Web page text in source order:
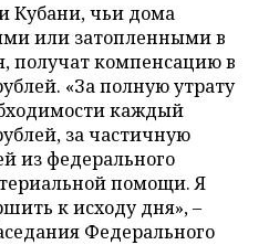
Кубани, чьи дома
или затопленными в
получат компенсацию в
«За полную утрату
каждый
за частичную
из федерального
помощи. Я
к исходу дня»,–
Федерального